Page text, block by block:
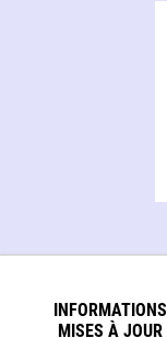
INFORMATIONS
MISES À JOUR